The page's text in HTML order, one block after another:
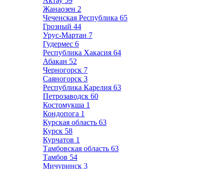
Жанаозен 2
Чеченская Республика 65
Грозный 44
Урус-Мартан 7
Гудермес 6
Республика Хакасия 64
Абакан 52
Черногорск 7
Саяногорск 3
Республика Карелия 63
Петрозаводск 60
Костомукша 1
Кондопога 1
Курская область 63
Курск 58
Курчатов 1
Тамбовская область 63
Тамбов 54
Мичуринск 3